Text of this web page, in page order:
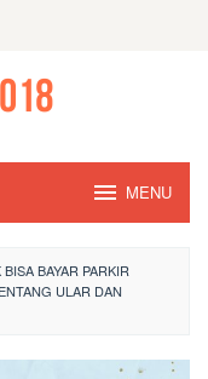
MENU
BAYAR PARKIR
ULAR DAN